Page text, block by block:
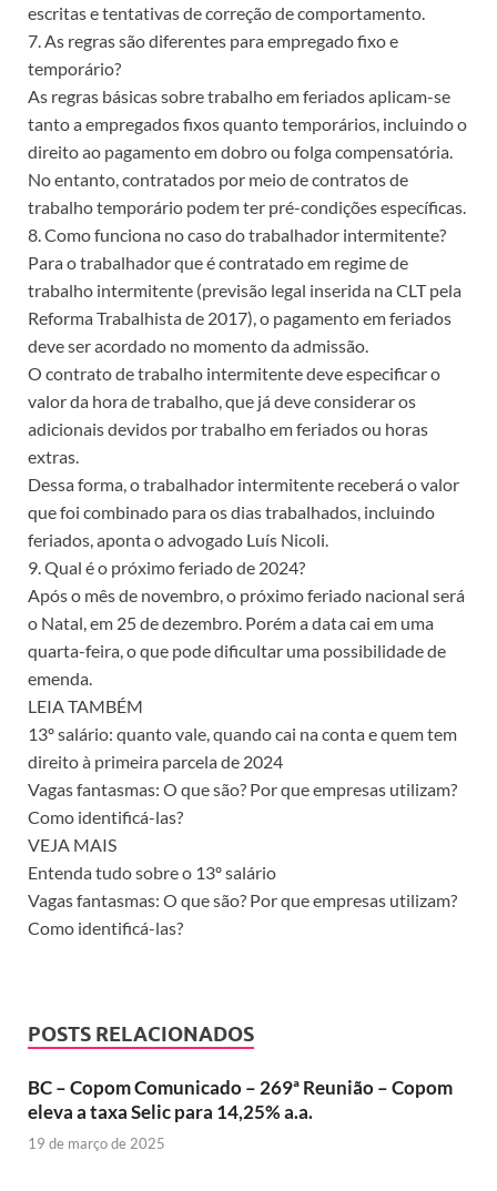
escritas e tentativas de correção de comportamento.
7. As regras são diferentes para empregado fixo e
temporário?
As regras básicas sobre trabalho em feriados aplicam-se
tanto a empregados fixos quanto temporários, incluindo o
direito ao pagamento em dobro ou folga compensatória.
No entanto, contratados por meio de contratos de
trabalho temporário podem ter pré-condições específicas.
8. Como funciona no caso do trabalhador intermitente?
Para o trabalhador que é contratado em regime de
trabalho intermitente (previsão legal inserida na CLT pela
Reforma Trabalhista de 2017), o pagamento em feriados
deve ser acordado no momento da admissão.
O contrato de trabalho intermitente deve especificar o
valor da hora de trabalho, que já deve considerar os
adicionais devidos por trabalho em feriados ou horas
extras.
Dessa forma, o trabalhador intermitente receberá o valor
que foi combinado para os dias trabalhados, incluindo
feriados, aponta o advogado Luís Nicoli.
9. Qual é o próximo feriado de 2024?
Após o mês de novembro, o próximo feriado nacional será
o Natal, em 25 de dezembro. Porém a data cai em uma
quarta-feira, o que pode dificultar uma possibilidade de
emenda.
LEIA TAMBÉM
13º salário: quanto vale, quando cai na conta e quem tem
direito à primeira parcela de 2024
Vagas fantasmas: O que são? Por que empresas utilizam?
Como identificá-las?
VEJA MAIS
Entenda tudo sobre o 13º salário
Vagas fantasmas: O que são? Por que empresas utilizam?
Como identificá-las?
POSTS RELACIONADOS
BC – Copom Comunicado – 269ª Reunião – Copom
eleva a taxa Selic para 14,25% a.a.
19 de março de 2025